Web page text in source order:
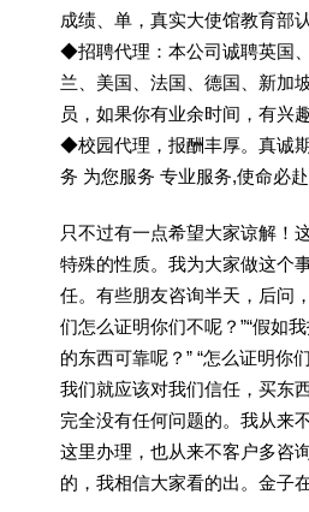
成绩、单，真实大使馆教育部
◆招聘代理：本公司诚聘英国
兰、美国、法国、德国、新加
员，如果你有业余时间，有兴
◆校园代理，报酬丰厚。真诚
务 为您服务 专业服务,使命必赴
只不过有一点希望大家谅解！
特殊的性质。我为大家做这个
任。有些朋友咨询半天，后问
们怎么证明你们不呢？”“假如
的东西可靠呢？” “怎么证明你
我们就应该对我们信任，买东
完全没有任何问题的。我从来
这里办理，也从来不客户多咨
的，我相信大家看的出。金子